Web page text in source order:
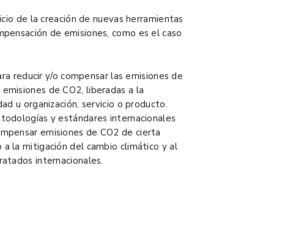
de la creación de nuevas herramientas
de emisiones, como es el caso
reducir y/o compensar las emisiones de
de CO2, liberadas a la
u organización, servicio o producto.
y estándares internacionales
emisiones de CO2 de cierta
la mitigación del cambio climático y al
internacionales.